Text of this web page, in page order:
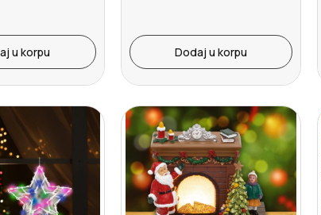
u korpu Dodaj u korpu